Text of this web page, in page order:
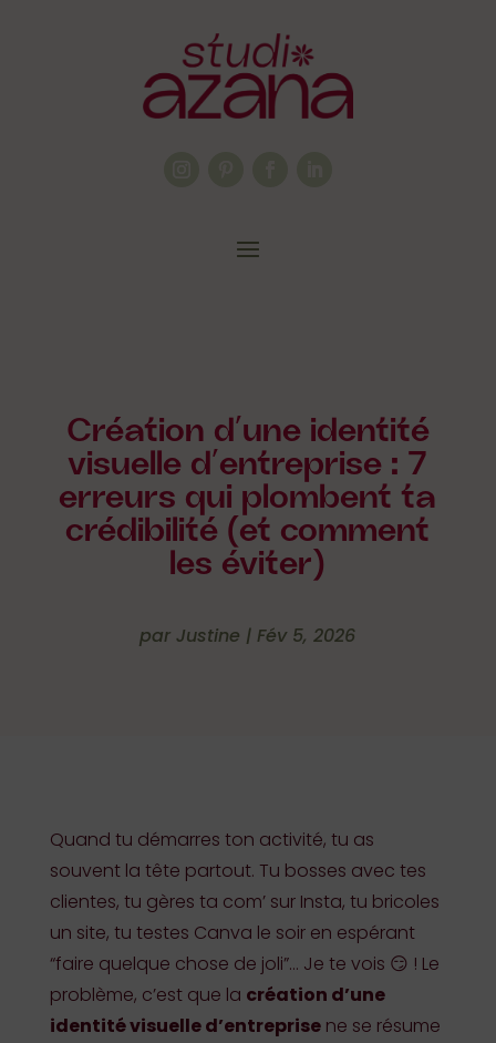
Création d’une identité
visuelle d’entreprise : 7
erreurs qui plombent ta
crédibilité (et comment
les éviter)
parJustine |Fév 5, 2026
Quand tu démarres ton activité, tu as
souvent la tête partout. Tu bosses avec tes
clientes, tu gères ta com’ sur Insta, tu bricoles
un site, tu testes Canva le soir en espérant
“faire quelque chose de joli”… Je te vois 😏 ! Le
problème, c’est que la création d’une
identité visuelle d’entreprisene se résume